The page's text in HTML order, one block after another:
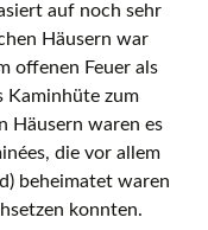
auf noch sehr
Häusern war
offenen Feuer als
Kaminhüte zum
Häusern waren es
die vor allem
beheimatet waren
konnten.